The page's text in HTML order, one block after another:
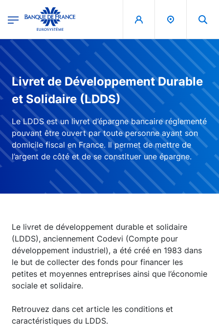
Banque de France - Menu Principal
Livret de Développement Durable
et Solidaire (LDDS)
Le LDDS est un livret d’épargne bancaire réglementé
pouvant être ouvert par toute personne ayant son
domicile fiscal en France. Il permet de mettre de
l’argent de côté et de se constituer une épargne.
Le livret de développement durable et solidaire
(LDDS), anciennement Codevi (Compte pour
développement industriel), a été créé en 1983 dans
le but de collecter des fonds pour financer les
petites et moyennes entreprises ainsi que l’économie
sociale et solidaire.
Retrouvez dans cet article les conditions et
caractéristiques du LDDS.